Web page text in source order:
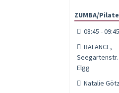
ZUMBA/
08:45 - 09:45
BALANCE,
Seegartenstr.
Elgg
Natalie Götz